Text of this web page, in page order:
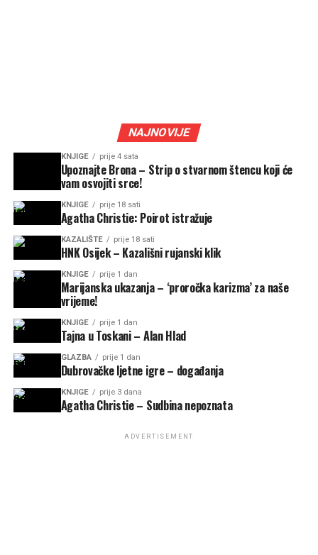
NAJNOVIJE
KNJIGE prije 4 sata
Upoznajte Brona – Strip o stvarnom štencu koji će
vam osvojiti srce!
KNJIGE prije 18 sati
Agatha Christie: Poirot istražuje
KAZALIŠTE prije 18 sati
HNK Osijek – Kazališni rujanski klik
KNJIGE prije 1 dan
Marijanska ukazanja – ‘proročka karizma’ za naše
vrijeme!
KNJIGE prije 1 dan
Tajna u Toskani – Alan Hlad
GLAZBA prije 1 dan
Dubrovačke ljetne igre – događanja
KNJIGE prije 3 dana
Agatha Christie – Sudbina nepoznata
ADVERTISEMENT